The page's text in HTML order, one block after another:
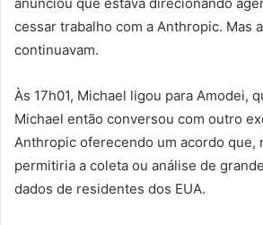
anunciou que estava direcionando
cessar trabalho com a Anthropic. Mas
continuavam.
Às 17h01, Michael ligou para Amodei,
Michael então conversou com outro
Anthropic oferecendo um acordo que,
permitiria a coleta ou análise de
dados de residentes dos EUA.